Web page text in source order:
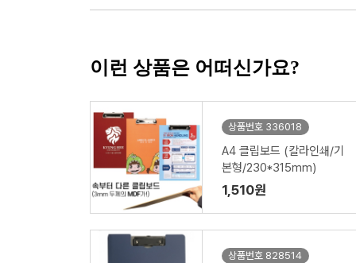
이런 상품은 어떠신가요?
상품번호 336018
A4 클립보드 (칼라인쇄/기
본형/230*315mm)
1,510원
상품번호 828514